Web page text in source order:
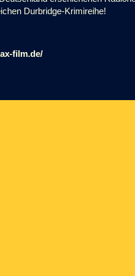
Durbridge-Krimireihe!
film.de/